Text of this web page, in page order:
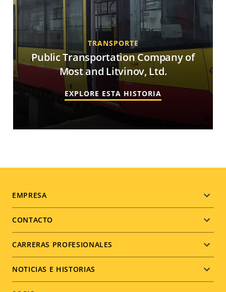
TRANSPORTE
Public Transportation Company of
Most and Litvinov, Ltd.
EXPLORE ESTA HISTORIA
Footer
menu
EMPRESA
CONTACTO
CARRERAS PROFESIONALES
NOTICIAS E HISTORIAS